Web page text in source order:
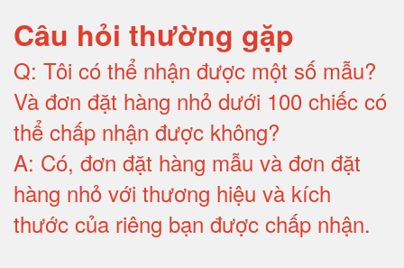
Câu hỏi thường gặp
Q: Tôi có thể nhận được một số mẫu?
Và đơn đặt hàng nhỏ dưới 100 chiếc có
thể chấp nhận được không?
A: Có, đơn đặt hàng mẫu và đơn đặt
hàng nhỏ với thương hiệu và kích
thước của riêng bạn được chấp nhận.